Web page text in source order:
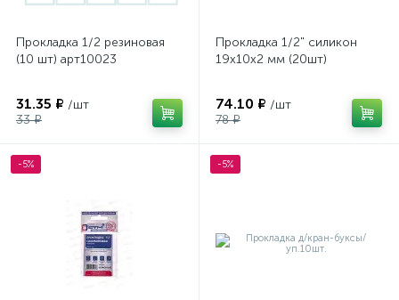
Прокладка 1/2 резиновая
(10 шт) арт10023
31.35 ₽ /шт
33 ₽
Прокладка 1/2" силикон
19х10х2 мм (20шт)
74.10 ₽ /шт
78 ₽
-5% -5%